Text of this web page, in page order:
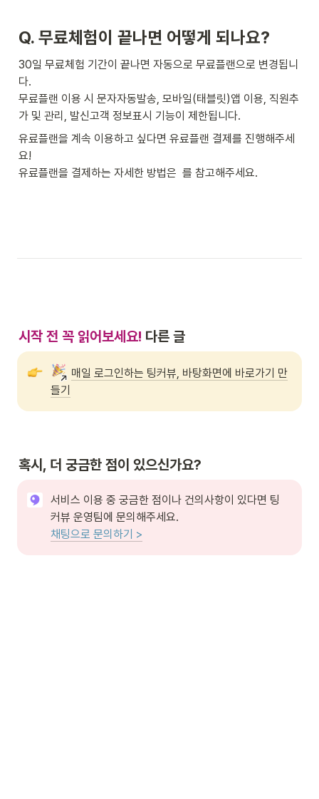
Q. 무료체험이 끝나면 어떻게 되나요?
30일 무료체험 기간이 끝나면 자동으로 무료플랜으로 변경됩니
다.
무료플랜 이용 시 문자자동발송, 모바일(태블릿)앱 이용, 직원추
가 및 관리, 발신고객 정보표시 기능이 제한됩니다.
유료플랜을 계속 이용하고 싶다면 유료플랜 결제를 진행해주세
요!
유료플랜을 결제하는 자세한 방법은 를 참고해주세요.
시작 전 꼭 읽어보세요! 다른 글
매일 로그인하는 팅커뷰, 바탕화면에 바로가기 만
들기
혹시, 더 궁금한 점이 있으신가요?
서비스 이용 중 궁금한 점이나 건의사항이 있다면 팅
채팅으로 문의하기 >